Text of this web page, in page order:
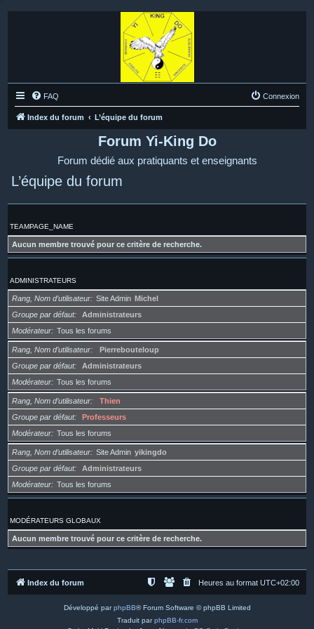
FAQ Connexion
Index du forum L’équipe du forum
Forum Yi-King Do
Forum dédié aux pratiquants et enseignants
L’équipe du forum
TEAMPAGE_NAME
Aucun membre trouvé pour ce critère de recherche.
ADMINISTRATEURS
Rang, Nom d’utilisateur Site Admin Michel
Groupe par défaut
Administrateurs
Modérateur
Tous les forums
Rang, Nom d’utilisateur
Pierrebouteloup
Groupe par défaut
Administrateurs
Modérateur
Tous les forums
Rang, Nom d’utilisateur
Thien
Groupe par défaut
Professeurs
Modérateur
Tous les forums
Rang, Nom d’utilisateur Site Admin yikingdo
Groupe par défaut
Administrateurs
Modérateur
Tous les forums
MODÉRATEURS GLOBAUX
Aucun membre trouvé pour ce critère de recherche.
Index du forum Heures au format UTC+02:00
Développé parphpBB® Forum Software © phpBB Limited
Traduit parphpBB-fr.com